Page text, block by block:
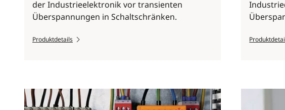
der Industrieelektronik vor transienten
Überspannungen in Schaltschränken.
Produktdetails